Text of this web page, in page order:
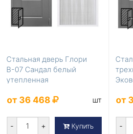
Стальная дверь Глори
В-07 Сандал белый
утепленная
от 36 468 шт
- + Купить
от
-